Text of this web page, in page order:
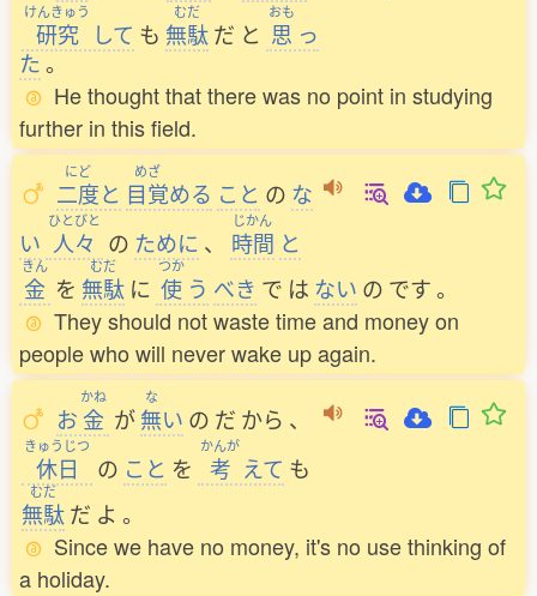
けんきゅう
研究 して も
むだ
無駄だ と
おも
思 っ
た。
He thought that there was no point in studying
further in this field.
にど
二度と
めざ
目覚める こと の な
い
ひとびと
人々 の ために 、
じかん
時間 と
きん
金 を
むだ
無駄 に
つか
使 う べき で は ない の です。
They should not waste time and money on
people who will never wake up again.
お
かね
金 が
な
無い の だ から 、
きゅうじつ
休日 の こと を
かんが
考 えて も
むだ
無駄だ よ 。
Since we have no money, it's no use thinking of
a holiday.